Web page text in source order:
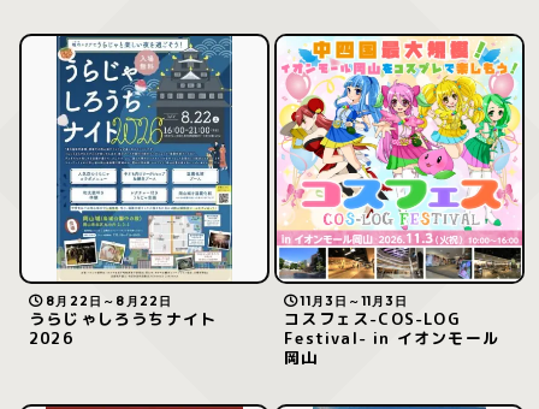
8月22日～8月22日
うらじゃしろうちナイト
2026
11月3日～11月3日
コスフェス-COS-LOG
Festival- in イオンモール
岡山